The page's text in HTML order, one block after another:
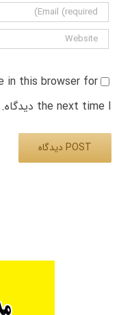
in this browser for
the next time I دیدگاه.